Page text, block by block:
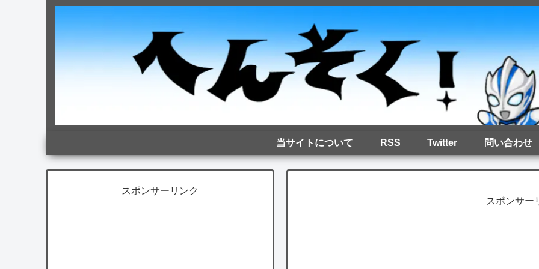
当サイトについて RSS Twitter 問い合わせ
スポンサー
スポンサーリンク